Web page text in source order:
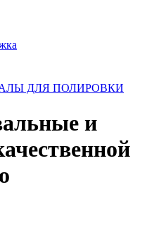
ДЛЯ ПОЛИРОВКИ
и